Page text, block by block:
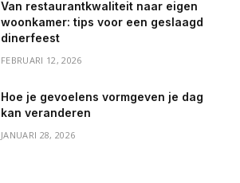
Van restaurantkwaliteit naar eigen
woonkamer: tips voor een geslaagd
dinerfeest
FEBRUARI 12, 2026
Hoe je gevoelens vormgeven je dag
kan veranderen
JANUARI 28, 2026